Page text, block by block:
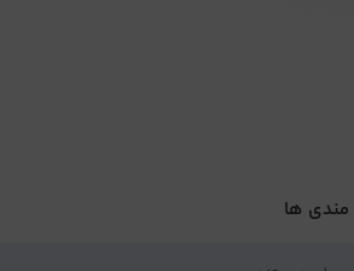
مندی ها